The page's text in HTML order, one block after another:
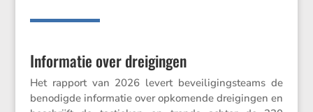
Informatie over dreigingen
Het rapport van 2026 levert bevei­li­gings­teams de
benodigde infor­matie over opkomende dreigingen en